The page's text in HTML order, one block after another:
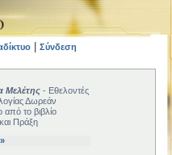
Σύνδεση
Μελέτης - Εθελοντές
Δωρεάν
από το βιβλίο
Πράξη